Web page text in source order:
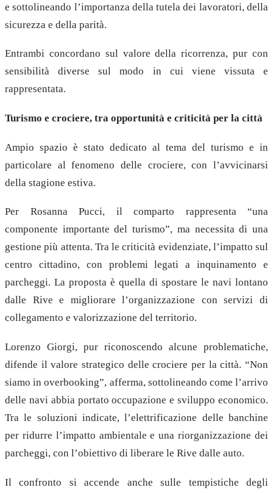
e sottolineando l’importanza della tutela dei lavoratori, della
sicurezza e della parità.
Entrambi concordano sul valore della ricorrenza, pur con
sensibilità diverse sul modo in cui viene vissuta e
rappresentata.
Turismo e crociere, tra opportunità e criticità per la città
Ampio spazio è stato dedicato al tema del turismo e in
particolare al fenomeno delle crociere, con l’avvicinarsi
della stagione estiva.
Per Rosanna Pucci, il comparto rappresenta “una
componente importante del turismo”, ma necessita di una
gestione più attenta. Tra le criticità evidenziate, l’impatto sul
centro cittadino, con problemi legati a inquinamento e
parcheggi. La proposta è quella di spostare le navi lontano
dalle Rive e migliorare l’organizzazione con servizi di
collegamento e valorizzazione del territorio.
Lorenzo Giorgi, pur riconoscendo alcune problematiche,
difende il valore strategico delle crociere per la città. “Non
siamo in overbooking”, afferma, sottolineando come l’arrivo
delle navi abbia portato occupazione e sviluppo economico.
Tra le soluzioni indicate, l’elettrificazione delle banchine
per ridurre l’impatto ambientale e una riorganizzazione dei
parcheggi, con l’obiettivo di liberare le Rive dalle auto.
Il confronto si accende anche sulle tempistiche degli